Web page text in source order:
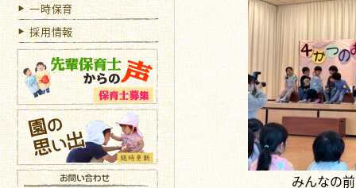
一時保育
採用情報
みんなの